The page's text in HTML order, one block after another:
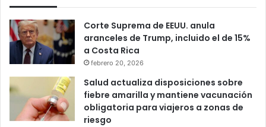
Corte Suprema de EEUU. anula
aranceles de Trump, incluido el de 15%
a Costa Rica
febrero 20, 2026
Salud actualiza disposiciones sobre
fiebre amarilla y mantiene vacunación
obligatoria para viajeros a zonas de
riesgo